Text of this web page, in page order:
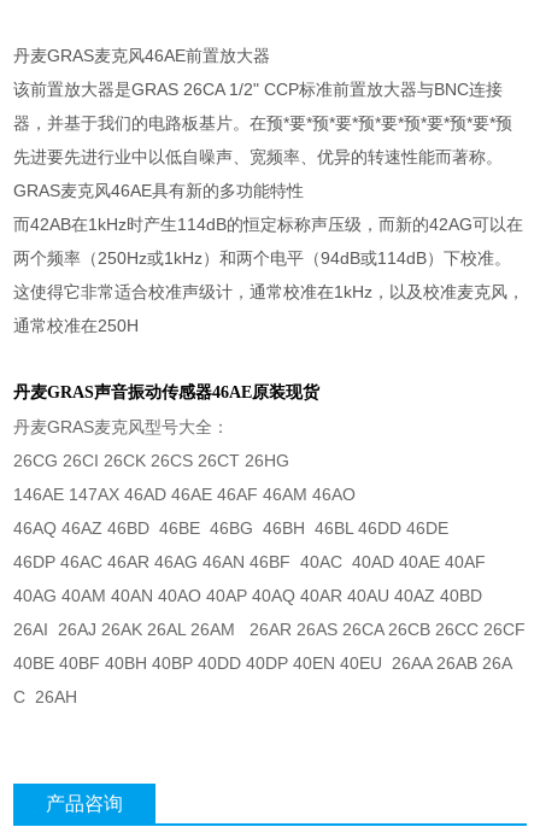
丹麦GRAS麦克风46AE前置放大器
该前置放大器是GRAS 26CA 1/2" CCP标准前置放大器与BNC连接
器，并基于我们的电路板基片。在预*要*预*要*预*要*预*要*预*要*预
先进要先进行业中以低自噪声、宽频率、优异的转速性能而著称。
GRAS麦克风46AE具有新的多功能特性
而42AB在1kHz时产生114dB的恒定标称声压级，而新的42AG可以在
两个频率（250Hz或1kHz）和两个电平（94dB或114dB）下校准。
这使得它非常适合校准声级计，通常校准在1kHz，以及校准麦克风，
通常校准在250H
丹麦GRAS声音振动传感器46AE原装现货
丹麦GRAS麦克风型号大全：
26CG 26CI 26CK 26CS 26CT 26HG
146AE 147AX 46AD 46AE 46AF 46AM 46AO
46AQ 46AZ 46BD 46BE 46BG 46BH 46BL 46DD 46DE
46DP 46AC 46AR 46AG 46AN 46BF 40AC 40AD 40AE 40AF
40AG 40AM 40AN 40AO 40AP 40AQ 40AR 40AU 40AZ 40BD
26AI 26AJ 26AK 26AL 26AM 26AR 26AS 26CA 26CB 26CC 26CF
40BE 40BF 40BH 40BP 40DD 40DP 40EN 40EU 26AA 26AB 26A
C 26AH
产品咨询